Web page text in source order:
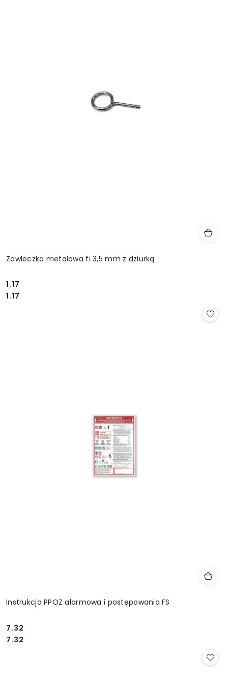
Zawleczka metalowa fi 3,5 mm z dziurką
Cena:
1.17
Cena:
1.17
Instrukcja PPOZ alarmowa i postępowania FS
Cena:
7.32
Cena:
7.32